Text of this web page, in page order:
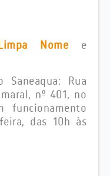
Nomee
Saneaqua:
Rua
nº 401, no
funcionamento
das 10h às